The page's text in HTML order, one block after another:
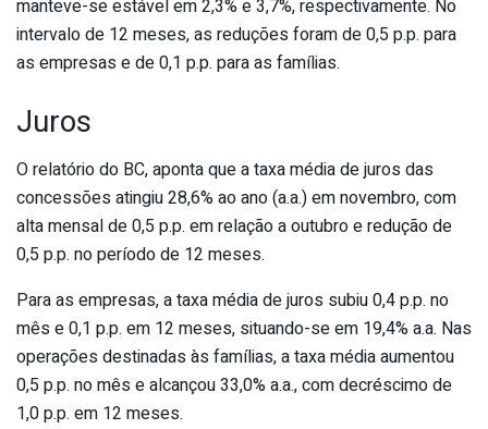
manteve-se estável em 2,3% e 3,7%, respectivamente. No
intervalo de 12 meses, as reduções foram de 0,5 p.p. para
as empresas e de 0,1 p.p. para as famílias.
Juros
O relatório do BC, aponta que a taxa média de juros das
concessões atingiu 28,6% ao ano (a.a.) em novembro, com
alta mensal de 0,5 p.p. em relação a outubro e redução de
0,5 p.p. no período de 12 meses.
Para as empresas, a taxa média de juros subiu 0,4 p.p. no
mês e 0,1 p.p. em 12 meses, situando-se em 19,4% a.a. Nas
operações destinadas às famílias, a taxa média aumentou
0,5 p.p. no mês e alcançou 33,0% a.a., com decréscimo de
1,0 p.p. em 12 meses.